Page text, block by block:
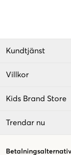
Kundtjänst
Villkor
Kids Brand Store
Trendar nu
Betalningsalternativ